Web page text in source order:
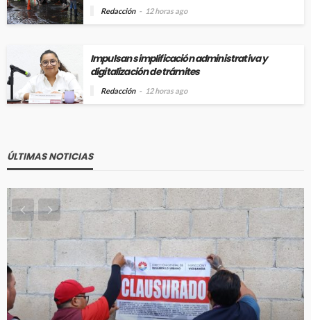
Redacción 12 horas ago
Impulsan simplificación administrativa y
digitalización de trámites
Redacción 12 horas ago
ÚLTIMAS NOTICIAS